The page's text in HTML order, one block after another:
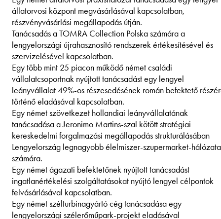
állatorvosi központ megvásárlásával kapcsolatban,
részvényvásárlási megállapodás útján.
Tanácsadás a TOMRA Collection Polska számára a
lengyelországi újrahasznosító rendszerek értékesítésével és
szervizelésével kapcsolatban.
Egy több mint 25 piacon működő német családi
vállalatcsoportnak nyújtott tanácsadást egy lengyel
leányvállalat 49%-os részesedésének román befektető
történő eladásával kapcsolatban.
Egy német szövetkezet hollandiai leányvállalatának
tanácsadása a Jeronimo Martins-szal kötött stratégiai
kereskedelmi forgalmazási megállapodás strukturálásában
Lengyelország legnagyobb élelmiszer-szupermarket-hálózata
számára.
Egy német ágazati befektetőnek nyújtott tanácsadást
ingatlanértékelési szolgáltatásokat nyújtó lengyel célpontok
felvásárlásával kapcsolatban.
Egy német szélturbinagyártó cég tanácsadása egy
lengyelországi szélerőműpark-projekt eladásával